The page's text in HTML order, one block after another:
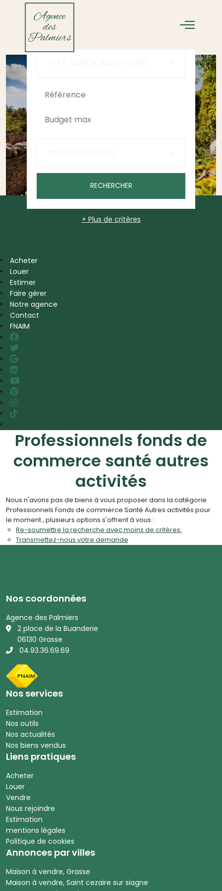
ACHETER
RECHERCHER
+ Plus de critères
Acheter
Louer
Estimer
Faire gérer
Notre agence
Contact
FNAIM
Professionnels fonds de
commerce santé autres
activités
Nous n'avons pas de biens à vous proposer dans la catégorie
Professionnels Fonds de commerce Santé Autres activités pour
le moment , plusieurs options s'offrent à vous :
Re-soumettre la recherche avec moins de critères.
Transmettez-nous votre demande
Nos coordonnées
Agence des Palmiers
2 place de la Buanderie
06130 Grasse
04.93.36.69.69
Nos services
Estimation
Nos outils
Nos actualités
Nos biens vendus
Liens pratiques
Acheter
Louer
Vendre
Nous rejoindre
Estimation
mentions légales
Politique de cookies
Annonces par villes
Maison à vendre, Grasse
Maison à vendre, Saint cezaire sur siagne